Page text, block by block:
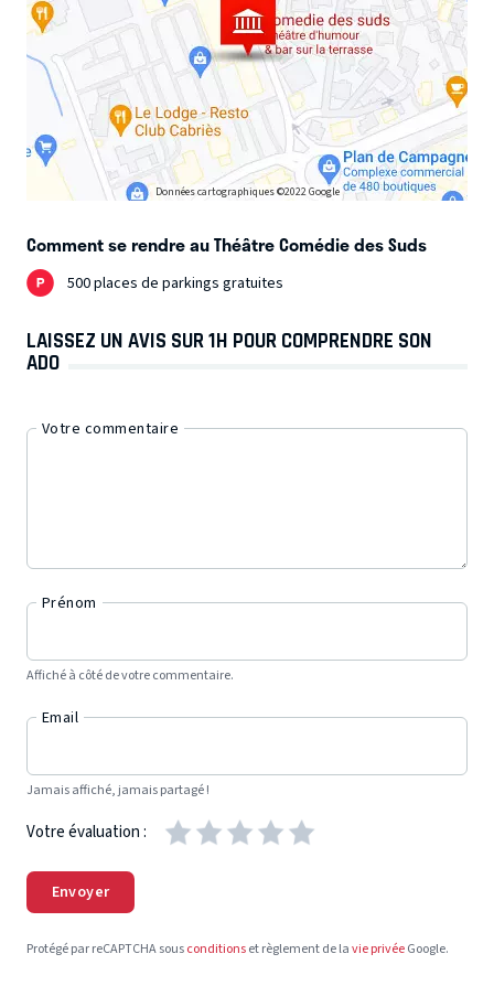
Données cartographiques ©2022 Google
Comment se rendre au Théâtre Comédie des Suds
500 places de parkings gratuites
LAISSEZ UN AVIS SUR 1H POUR COMPRENDRE SON
ADO
Votre commentaire
Prénom
Affiché à côté de votre commentaire.
Email
Jamais affiché, jamais partagé !
Votre évaluation :
Envoyer
Protégé par reCAPTCHA sousconditionset règlement de lavie privéeGoogle.